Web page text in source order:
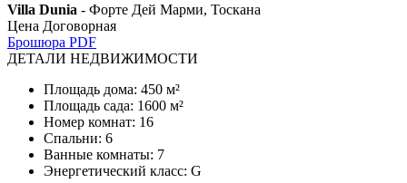
Villa Dunia - Форте Дей Марми, Тоскана
Цена Договорная
Брошюра PDF
ДЕТАЛИ НЕДВИЖИМОСТИ
Площадь дома: 450 м²
Площадь сада: 1600 м²
Номер комнат: 16
Спальни: 6
Ванные комнаты: 7
Энергетический класс: G